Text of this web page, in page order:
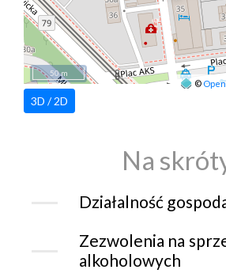
©
50 m
3D / 2D
Na
Działalność
Zezwolenia na
alkoholowych